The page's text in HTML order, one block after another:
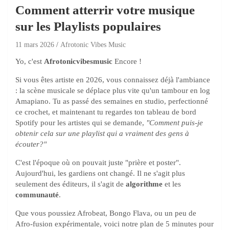
Comment atterrir votre musique
sur les Playlists populaires
11 mars 2026 Afrotonic Vibes Music
Yo, c'est Afrotonicvibesmusic Encore !
Si vous êtes artiste en 2026, vous connaissez déjà l'ambiance
: la scène musicale se déplace plus vite qu'un tambour en log
Amapiano. Tu as passé des semaines en studio, perfectionné
ce crochet, et maintenant tu regardes ton tableau de bord
Spotify pour les artistes qui se demande, "Comment puis-je
obtenir cela sur une playlist qui a vraiment des gens à
écouter?"
C'est l'époque où on pouvait juste "prière et poster".
Aujourd'hui, les gardiens ont changé. Il ne s'agit plus
seulement des éditeurs, il s'agit de algorithme et les
communauté.
Que vous poussiez Afrobeat, Bongo Flava, ou un peu de
Afro-fusion expérimentale, voici notre plan de 5 minutes pour